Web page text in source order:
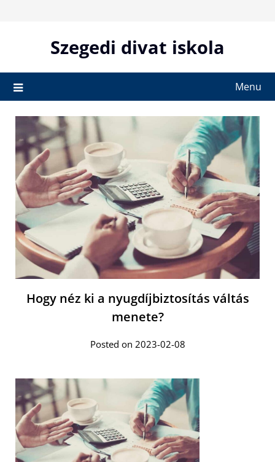
Szegedi divat iskola
Menu
Hogy néz ki a nyugdíjbiztosítás váltás
menete?
Posted on 2023-02-08